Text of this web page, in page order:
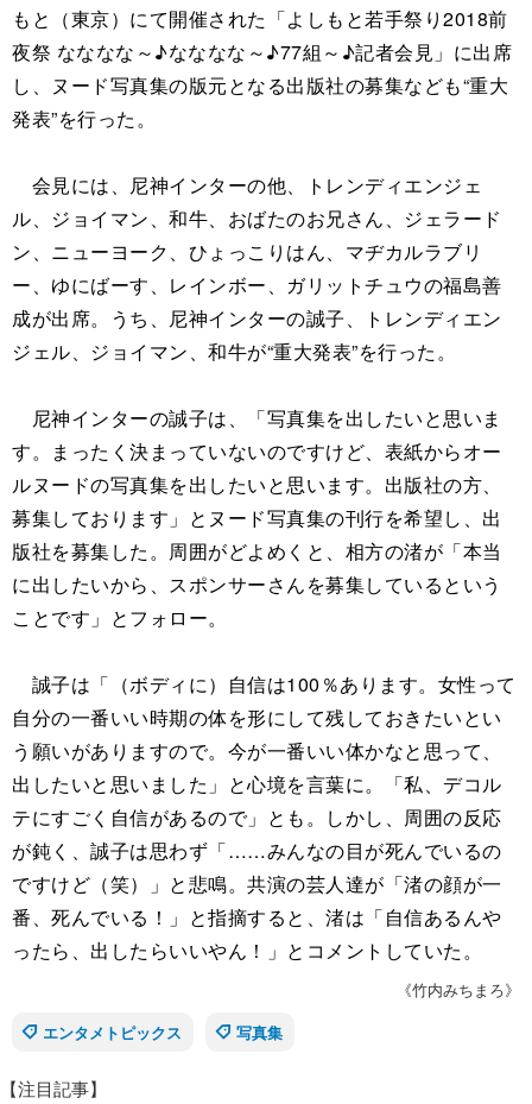
もと（東京）にて開催された「よしもと若手祭り2018前
夜祭 なななな～♪なななな～♪77組～♪記者会見」に出席
し、ヌード写真集の版元となる出版社の募集なども“重大
発表”を行った。
会見には、尼神インターの他、トレンディエンジェ
ル、ジョイマン、和牛、おばたのお兄さん、ジェラード
ン、ニューヨーク、ひょっこりはん、マヂカルラブリ
ー、ゆにばーす、レインボー、ガリットチュウの福島善
成が出席。うち、尼神インターの誠子、トレンディエン
ジェル、ジョイマン、和牛が“重大発表”を行った。
尼神インターの誠子は、「写真集を出したいと思いま
す。まったく決まっていないのですけど、表紙からオー
ルヌードの写真集を出したいと思います。出版社の方、
募集しております」とヌード写真集の刊行を希望し、出
版社を募集した。周囲がどよめくと、相方の渚が「本当
に出したいから、スポンサーさんを募集しているという
ことです」とフォロー。
誠子は「（ボディに）自信は100％あります。女性って
自分の一番いい時期の体を形にして残しておきたいとい
う願いがありますので。今が一番いい体かなと思って、
出したいと思いました」と心境を言葉に。「私、デコル
テにすごく自信があるので」とも。しかし、周囲の反応
が鈍く、誠子は思わず「……みんなの目が死んでいるの
ですけど（笑）」と悲鳴。共演の芸人達が「渚の顔が一
番、死んでいる！」と指摘すると、渚は「自信あるんや
ったら、出したらいいやん！」とコメントしていた。
《竹内みちまろ》
エンタメトピックス
写真集
【注目記事】